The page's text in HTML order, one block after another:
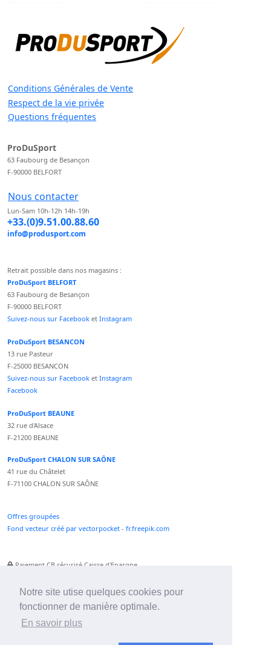
Notre site utise quelques cookies pour
fonctionner de manière optimale.
En savoir plus
Conditions Générales de Vente
Respect de la vie privée
Questions fréquentes
ProDuSport
63 Faubourg de Besançon
F-90000 BELFORT
Nous contacter
Lun-Sam 10h-12h 14h-19h
+33.(0)9.51.00.88.60
info@produsport.com
Retrait possible dans nos magasins :
ProDuSport BELFORT
63 Faubourg de Besançon
F-90000 BELFORT
Suivez-nous sur Facebook et Instagram
ProDuSport BESANCON
13 rue Pasteur
F-25000 BESANCON
Suivez-nous sur Facebook et Instagram
Facebook
ProDuSport BEAUNE
32 rue d'Alsace
F-21200 BEAUNE
ProDuSport CHALON SUR SAÔNE
41 rue du Châtelet
F-71100 CHALON SUR SAÔNE
Offres groupées
Fond vecteur créé par vectorpocket - fr.freepik.com
Paiement CB sécurisé Caisse d'Epargne
Paiement Paypal accepté